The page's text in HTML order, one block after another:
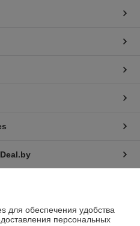
обеспечения удобства
персональных